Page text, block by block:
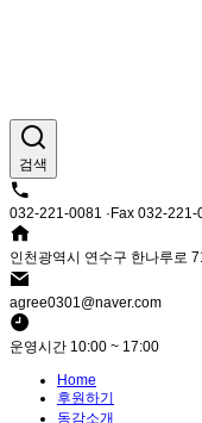
검색
032-221-0081 ·Fax 032-221-
인천광역시 연수구 한나루로
agree0301@naver.com
운영시간 10:00 ~ 17:00
Home
후원하기
동감소개